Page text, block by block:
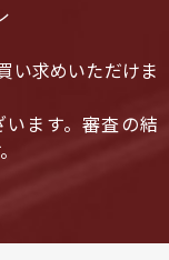
い求めいただけま
ます。審査の結